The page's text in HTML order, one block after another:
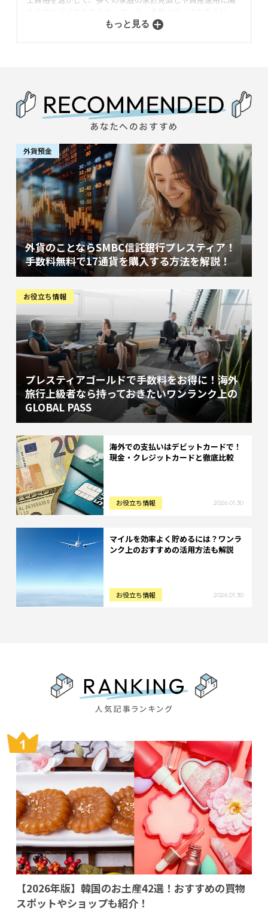
これまで1,000記事以上の執筆実績あり。
もっと見る
外貨預金
外貨のことならSMBC信託銀行プレスティア！
手数料無料で17通貨を購入する方法を解説！
お役立ち情報
プレスティアゴールドで手数料をお得に！海外
旅行上級者なら持っておきたいワンランク上の
GLOBAL PASS
海外での支払いはデビットカードで！
現金・クレジットカードと徹底比較
お役立ち情報 2026.01.30
マイルを効率よく貯めるには？ワンラ
ンク上のおすすめの活用方法も解説
お役立ち情報 2026.01.30
【2026年版】韓国のお土産42選！おすすめの買物
スポットやショップも紹介！